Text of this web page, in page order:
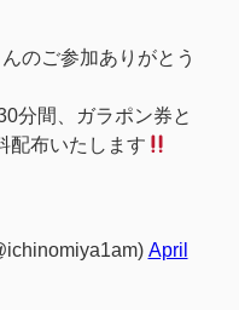
のご参加ありがとう
分間、ガラポン券と
配布いたします
April